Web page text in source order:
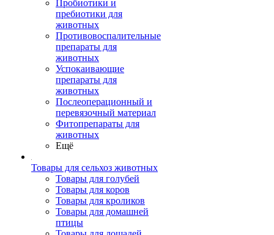
Пробиотики и
пребиотики для
животных
Противовоспалительные
препараты для
животных
Успокаивающие
препараты для
животных
Послеоперационный и
перевязочный материал
Фитопрепараты для
животных
Ещё
Товары для сельхоз животных
Товары для голубей
Товары для коров
Товары для кроликов
Товары для домашней
птицы